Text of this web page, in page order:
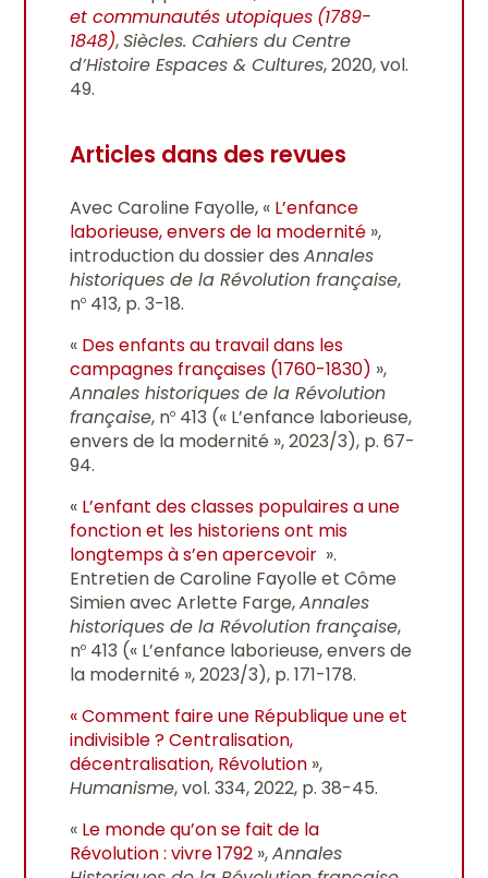
et communautés utopiques (1789-
1848),Siècles. Cahiers du Centre
d’Histoire Espaces & Cultures, 2020, vol.
49.
Articles dans des revues
Avec Caroline Fayolle, « L’enfance
laborieuse, envers de la modernité »,
introduction du dossier desAnnales
historiques de la Révolution française,
no 413, p. 3-18.
« Des enfants au travail dans les
campagnes françaises (1760-1830) »,
Annales historiques de la Révolution
française, no 413 (« L’enfance laborieuse,
envers de la modernité », 2023/3), p. 67-
94.
« L’enfant des classes populaires a une
fonction et les historiens ont mis
longtemps à s’en apercevoir ».
Entretien de Caroline Fayolle et Côme
Simien avec Arlette Farge,Annales
historiques de la Révolution française,
no 413 (« L’enfance laborieuse, envers de
la modernité », 2023/3), p. 171-178.
« Comment faire une République une et
indivisible ? Centralisation,
décentralisation, Révolution »,
Humanisme, vol. 334, 2022, p. 38-45.
« Le monde qu’on se fait de la
Révolution : vivre 1792 »,Annales